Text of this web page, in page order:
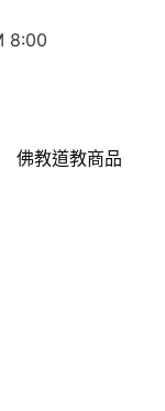
8:00
佛教道教商品